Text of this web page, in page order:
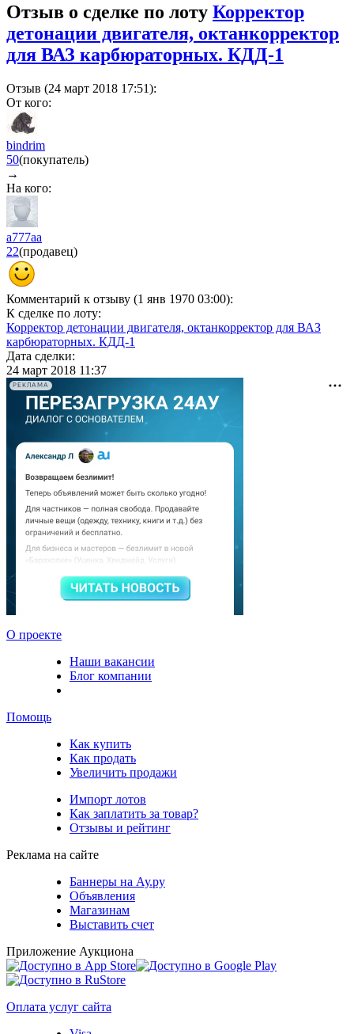
Отзыв о сделке по лоту Корректор
детонации двигателя, октанкорректор
для ВАЗ карбюраторных. КДД-1
Отзыв (24 март 2018 17:51):
От кого:
bindrim
50(покупатель)
→
На кого:
а777аа
22(продавец)
Комментарий к отзыву (1 янв 1970 03:00):
К сделке по лоту:
Корректор детонации двигателя, октанкорректор для ВАЗ
карбюраторных. КДД-1
Дата сделки:
24 март 2018 11:37
РЕКЛАМА
О проекте
Наши вакансии
Блог компании
Помощь
Как купить
Как продать
Увеличить продажи
Импорт лотов
Как заплатить за товар?
Отзывы и рейтинг
Реклама на сайте
Баннеры на Ау.ру
Объявления
Магазинам
Выставить счет
Приложение Аукциона
Оплата услуг сайта